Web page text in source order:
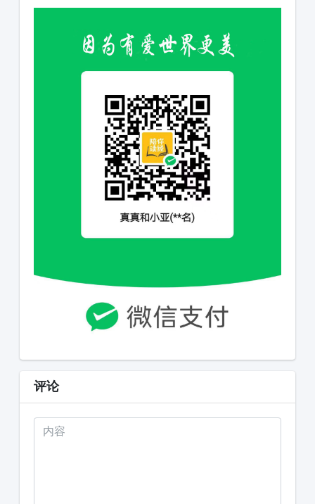
评论